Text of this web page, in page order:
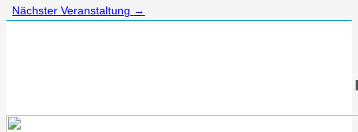
Nächster Veranstaltung →